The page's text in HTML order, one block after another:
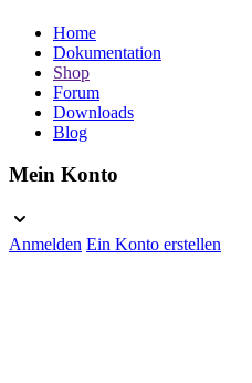
Home
Dokumentation
Shop
Forum
Downloads
Blog
Mein Konto
Anmelden Ein Konto erstellen